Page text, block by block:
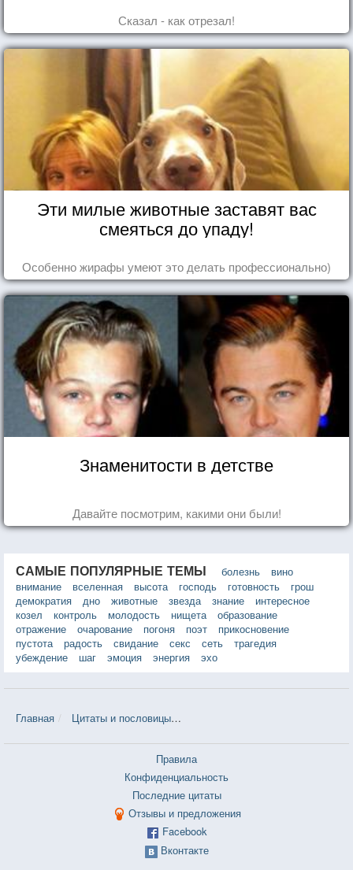
Сказал - как отрезал!
Эти милые животные заставят вас
смеяться до упаду!
Особенно жирафы умеют это делать профессионально)
Знаменитости в детстве
Давайте посмотрим, какими они были!
САМЫЕ ПОПУЛЯРНЫЕ ТЕМЫ болезнь
вино
внимание
вселенная высота господь готовность
грош
демократия
дно животные звезда знание
интересное
козел
контроль молодость нищета
образование
отражение
очарование погоня поэт
прикосновение
пустота
радость свидание секс сеть
трагедия
убеждение
шаг эмоция энергия эхо
Главная Цитаты и пословицы
Правила
Конфиденциальность
Последние цитаты
Отзывы и предложения
Facebook
Вконтакте